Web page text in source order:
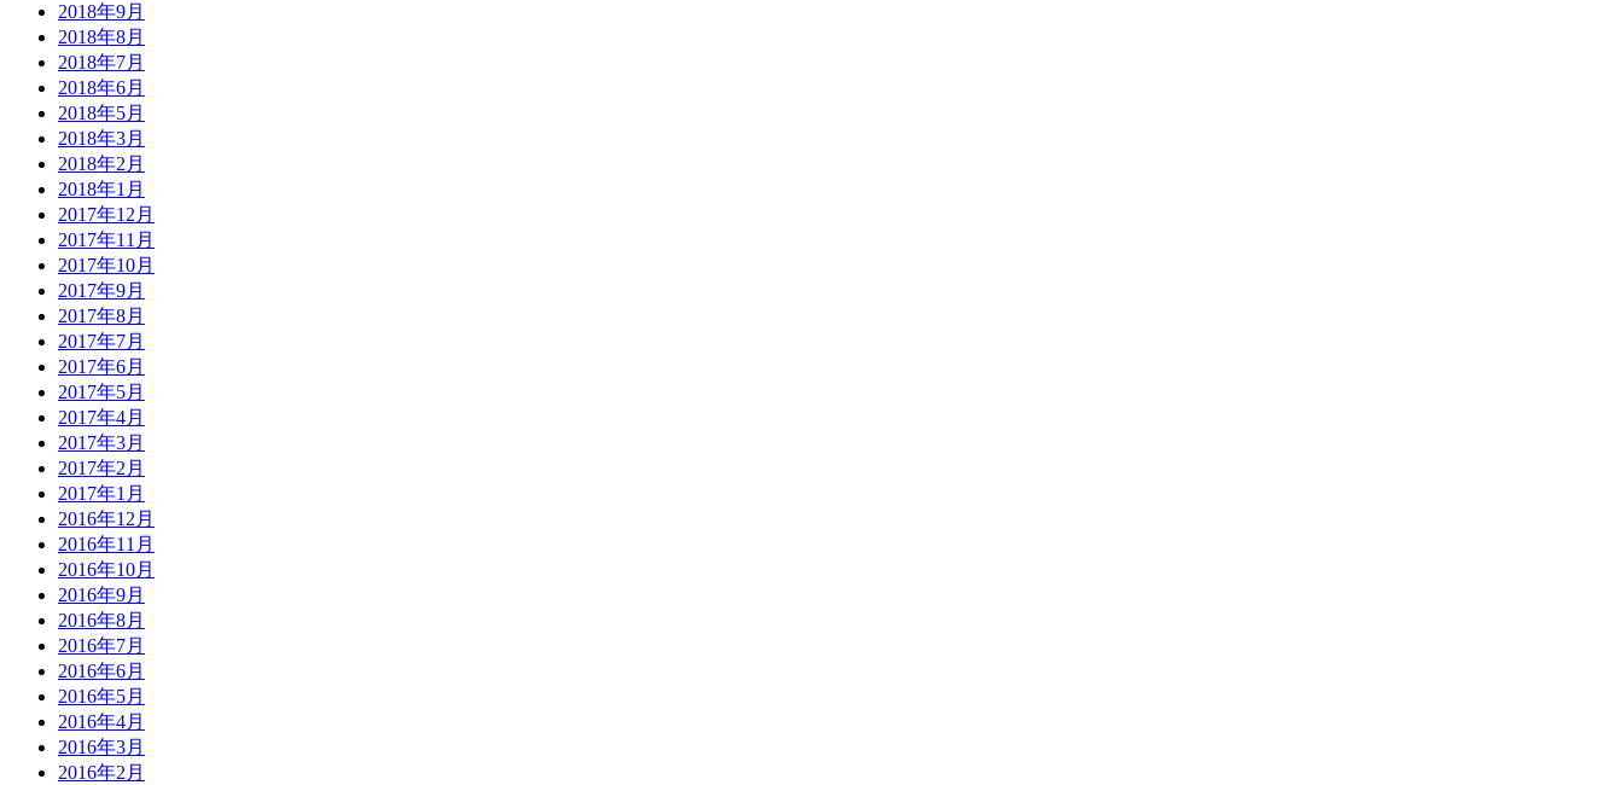
2018年9月
2018年8月
2018年7月
2018年6月
2018年5月
2018年3月
2018年2月
2018年1月
2017年12月
2017年11月
2017年10月
2017年9月
2017年8月
2017年7月
2017年6月
2017年5月
2017年4月
2017年3月
2017年2月
2017年1月
2016年12月
2016年11月
2016年10月
2016年9月
2016年8月
2016年7月
2016年6月
2016年5月
2016年4月
2016年3月
2016年2月